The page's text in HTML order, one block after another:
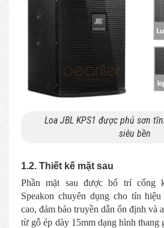
Loa JBL KPS1 được phủ sơn
siêu bền
1.2. Thiết kế mặt sau
Phần mặt sau được bố trí cổng
Speakon chuyên dụng cho tín
cao, đảm bảo truyền dẫn ổn định và
từ gỗ ép dày 15mm dạng hình thang